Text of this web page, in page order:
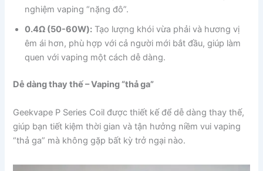
nghiệm vaping “nặng đô”.
0.4Ω (50-60W): Tạo lượng khói vừa phải và hương vị
êm ái hơn, phù hợp với cả người mới bắt đầu, giúp làm
quen với vaping một cách dễ dàng.
Dễ dàng thay thế – Vaping “thả ga”
Geekvape P Series Coil được thiết kế để dễ dàng thay thế,
giúp bạn tiết kiệm thời gian và tận hưởng niềm vui vaping
“thả ga” mà không gặp bất kỳ trở ngại nào.